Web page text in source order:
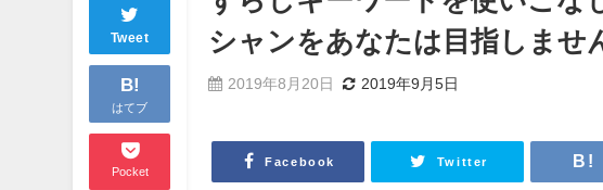
Tweet
B!
はてブ
Pocket
シャンをあなたは目指しませ
2019年8月20日 2019年9月5日
Facebook Twitter